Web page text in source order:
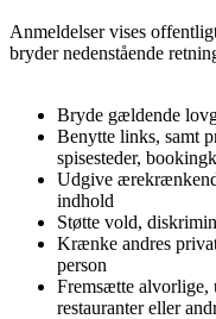
Anmeldelser vises
bryder nedenstående
Bryde gældende
Benytte links, samt
spisesteder,
Udgive
indhold
Støtte vold,
Krænke andres
person
Fremsætte alvorlige,
restauranter eller